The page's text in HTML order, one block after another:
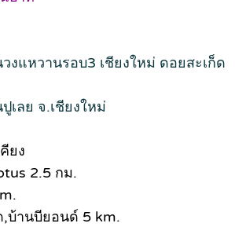
งแหวานรอบ3 เชียงใหม่ ดอยสะเก็ด
เลย จ.เชียงใหม่
ยง
2.5 กม.
บ้านบียอนด์ 5 km.